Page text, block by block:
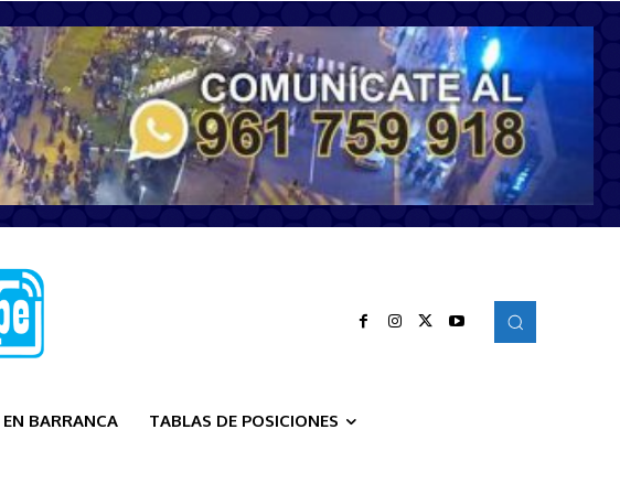
BARRANCA TABLAS DE POSICIONES